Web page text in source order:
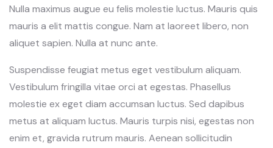
Nulla maximus augue eu felis molestie luctus. Mauris quis
mauris a elit mattis congue. Nam at laoreet libero, non
aliquet sapien. Nulla at nunc ante.
Suspendisse feugiat metus eget vestibulum aliquam.
Vestibulum fringilla vitae orci at egestas. Phasellus
molestie ex eget diam accumsan luctus. Sed dapibus
metus at aliquam luctus. Mauris turpis nisi, egestas non
enim et, gravida rutrum mauris. Aenean sollicitudin